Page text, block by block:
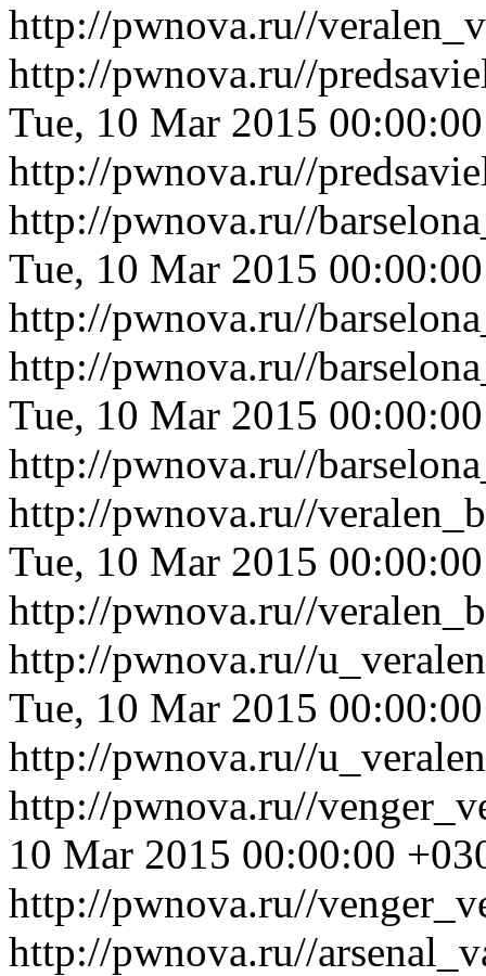
http://pwnova.ru//
http://pwnova.ru//
Tue, 10 Mar 2015
http://pwnova.ru//
http://pwnova.ru//
Tue, 10 Mar 2015
http://pwnova.ru//
http://pwnova.ru//
Tue, 10 Mar 2015
http://pwnova.ru//
http://pwnova.ru//
Tue, 10 Mar 2015
http://pwnova.ru//
http://pwnova.ru//
Tue, 10 Mar 2015
http://pwnova.ru//
http://pwnova.ru//
10 Mar 2015 00:00:00
http://pwnova.ru//
http://pwnova.ru//